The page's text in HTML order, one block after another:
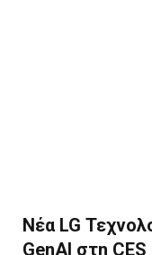
Νέα LG
GenAI στη CES